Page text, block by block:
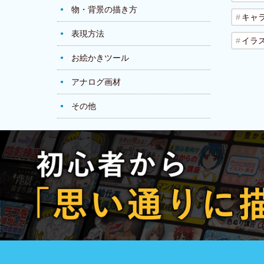
物・背景の描き方
表現方法
お絵かきツール
アナログ画材
その他
キャ
イラ